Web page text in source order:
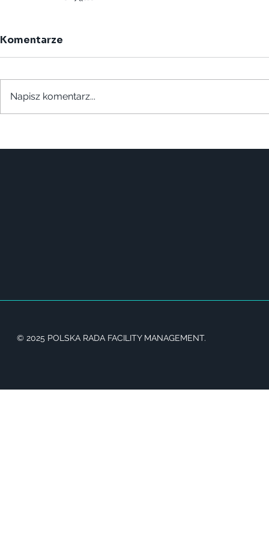
Komentarze
Napisz komentarz...
© 2025 POLSKA RADA FACILITY MANAGEMENT.